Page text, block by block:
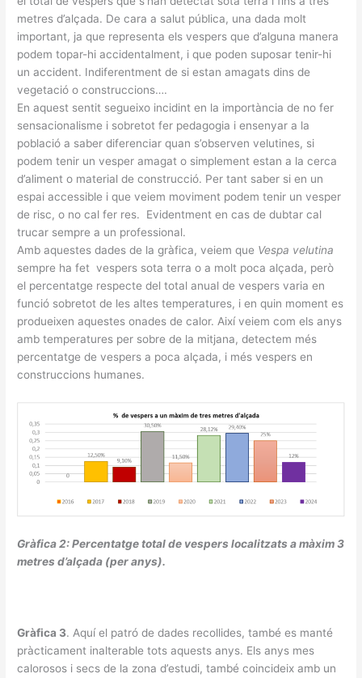
metres d’alçada. De cara a salut pública, una dada molt
important, ja que representa els vespers que d’alguna manera
podem topar-hi accidentalment, i que poden suposar tenir-hi
un accident. Indiferentment de si estan amagats dins de
vegetació o construccions….
En aquest sentit segueixo incidint en la importància de no fer
sensacionalisme i sobretot fer pedagogia i ensenyar a la
població a saber diferenciar quan s’observen velutines, si
podem tenir un vesper amagat o simplement estan a la cerca
d’aliment o material de construcció. Per tant saber si en un
espai accessible i que veiem moviment podem tenir un vesper
de risc, o no cal fer res. Evidentment en cas de dubtar cal
trucar sempre a un professional.
Amb aquestes dades de la gràfica, veiem que Vespa velutina
sempre ha fet vespers sota terra o a molt poca alçada, però
el percentatge respecte del total anual de vespers varia en
funció sobretot de les altes temperatures, i en quin moment es
produeixen aquestes onades de calor. Així veiem com els anys
amb temperatures per sobre de la mitjana, detectem més
percentatge de vespers a poca alçada, i més vespers en
construccions humanes.
Gràfica 2: Percentatge total de vespers localitzats a màxim 3
metres d’alçada (per anys).
Gràfica 3. Aquí el patró de dades recollides, també es manté
pràcticament inalterable tots aquests anys. Els anys mes
calorosos i secs de la zona d’estudi, també coincideix amb un